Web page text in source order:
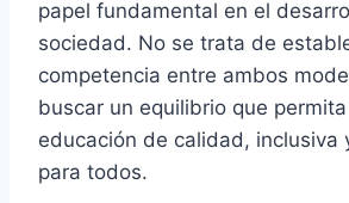
papel fundamental en el
sociedad. No se trata de
competencia entre ambos
buscar un equilibrio que
educación de calidad, inclusiva
para todos.